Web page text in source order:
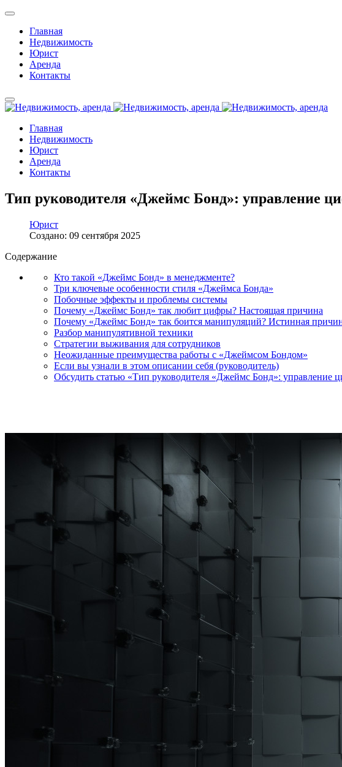
Главная
Недвижимость
Юрист
Аренда
Контакты
Главная
Недвижимость
Юрист
Аренда
Контакты
Тип руководителя «Джеймс Бонд»: управление
Юрист
Создано: 09 сентября 2025
Содержание
Кто такой «Джеймс Бонд» в менеджменте?
Три ключевые особенности стиля «Джеймса Бонда»
Побочные эффекты и проблемы системы
Почему «Джеймс Бонд» так любит цифры? Настоящая причина
Почему «Джеймс Бонд» так боится манипуляций? Истинная
Разбор манипулятивной техники
Стратегии выживания для сотрудников
Неожиданные преимущества работы с «Джеймсом Бондом»
Если вы узнали в этом описании себя (руководитель)
Обсудить статью «Тип руководителя «Джеймс Бонд»: управление